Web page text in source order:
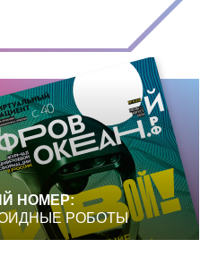
НОМЕР:
РОБОТЫ